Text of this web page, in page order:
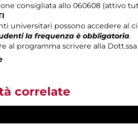
consigliata allo 060608 (attivo
universitari possono accedere al
la frequenza è obbligatoria.
al programma scrivere alla
correlate